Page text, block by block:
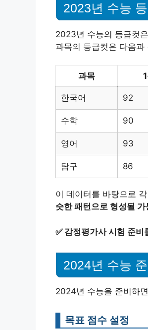
2023년 수능
2023년 수능의 등급컷
과목의 등급컷은 다음과
과목
한국어 92
수학 90
영어 93
탐구 86
이 데이터를 바탕으로
슷한 패턴으로 형성될
✅ 감정평가사 시험 준비
2024년 수능
2024년 수능을 준비하
목표 점수 설정